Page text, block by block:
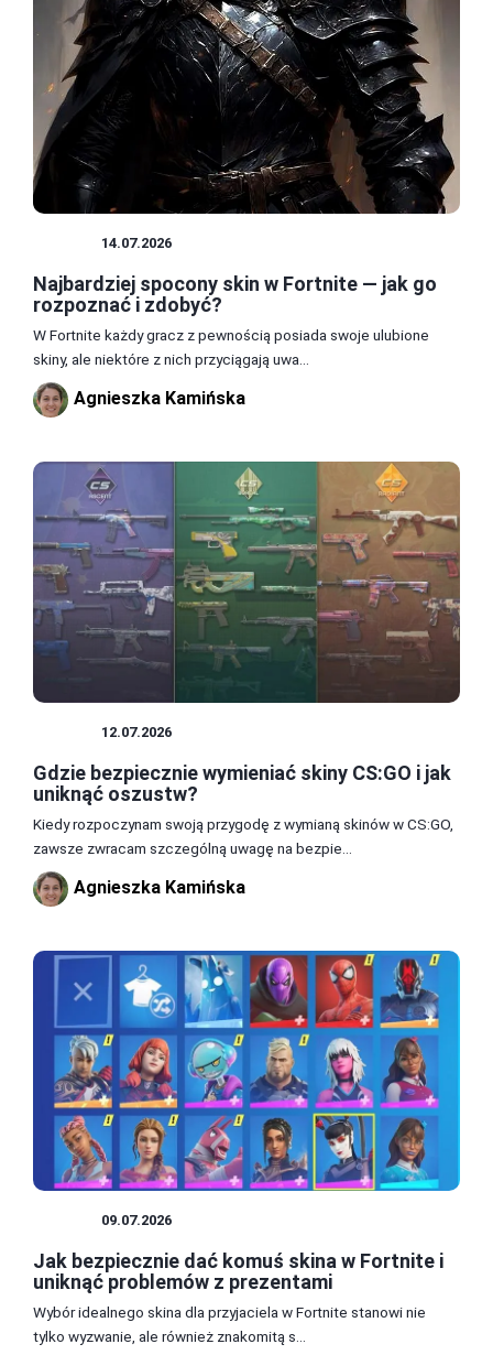
14.07.2026
Najbardziej spocony skin w Fortnite — jak go
rozpoznać i zdobyć?
W Fortnite każdy gracz z pewnością posiada swoje ulubione
skiny, ale niektóre z nich przyciągają uwa...
Agnieszka Kamińska
12.07.2026
Gdzie bezpiecznie wymieniać skiny CS:GO i jak
uniknąć oszustw?
Kiedy rozpoczynam swoją przygodę z wymianą skinów w CS:GO,
zawsze zwracam szczególną uwagę na bezpie...
Agnieszka Kamińska
09.07.2026
Jak bezpiecznie dać komuś skina w Fortnite i
uniknąć problemów z prezentami
Wybór idealnego skina dla przyjaciela w Fortnite stanowi nie
tylko wyzwanie, ale również znakomitą s...